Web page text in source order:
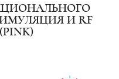
И RF